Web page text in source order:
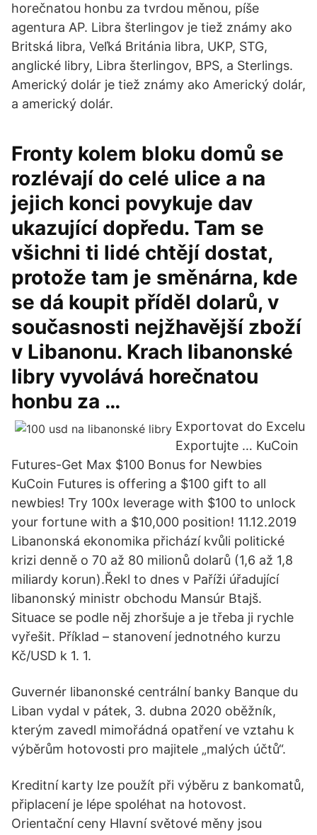
horečnatou honbu za tvrdou měnou, píše
agentura AP. Libra šterlingov je tiež známy ako
Britská libra, Veľká Británia libra, UKP, STG,
anglické libry, Libra šterlingov, BPS, a Sterlings.
Americký dolár je tiež známy ako Americký dolár,
a americký dolár.
Fronty kolem bloku domů se
rozlévají do celé ulice a na
jejich konci povykuje dav
ukazující dopředu. Tam se
všichni ti lidé chtějí dostat,
protože tam je směnárna, kde
se dá koupit příděl dolarů, v
současnosti nejžhavější zboží
v Libanonu. Krach libanonské
libry vyvolává horečnatou
honbu za …
Exportovat do Excelu
Exportujte … KuCoin
Futures-Get Max $100 Bonus for Newbies
KuCoin Futures is offering a $100 gift to all
newbies! Try 100x leverage with $100 to unlock
your fortune with a $10,000 position! 11.12.2019
Libanonská ekonomika přichází kvůli politické
krizi denně o 70 až 80 milionů dolarů (1,6 až 1,8
miliardy korun).Řekl to dnes v Paříži úřadující
libanonský ministr obchodu Mansúr Btajš.
Situace se podle něj zhoršuje a je třeba ji rychle
vyřešit. Příklad – stanovení jednotného kurzu
Kč/USD k 1. 1.
Guvernér libanonské centrální banky Banque du
Liban vydal v pátek, 3. dubna 2020 oběžník,
kterým zavedl mimořádná opatření ve vztahu k
výběrům hotovosti pro majitele „malých účtů“.
Kreditní karty lze použít při výběru z bankomatů,
připlacení je lépe spoléhat na hotovost.
Orientační ceny Hlavní světové měny jsou